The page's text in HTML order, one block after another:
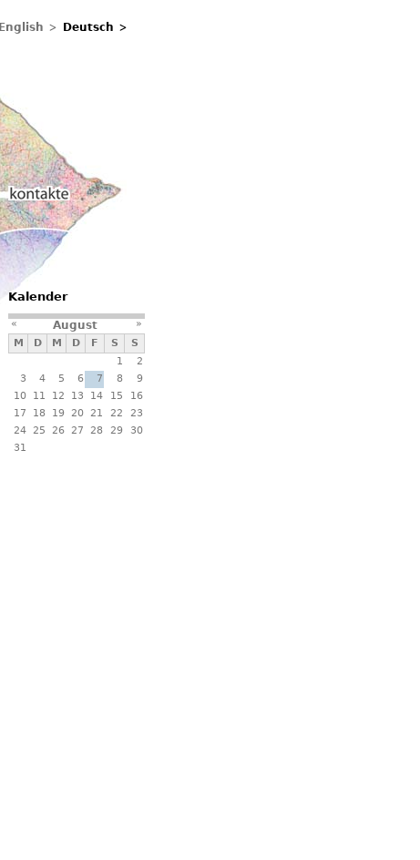
English Deutsch
Kontakte
Kalender
« August
»
M
D M D F S
S
1
2
3
4 5 6 7 8
9
10
11 12 13 14 15
16
17
18 19 20 21 22
23
24 25 26 27 28 29
30
31